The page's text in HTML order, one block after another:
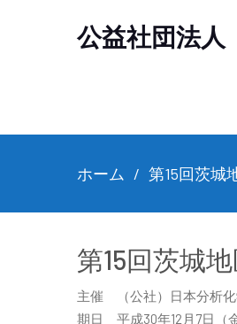
公益社団法
ホーム 第15回茨城
第15回茨城
主催 （公社）日本分析化
期日 平成30年12月7日（金